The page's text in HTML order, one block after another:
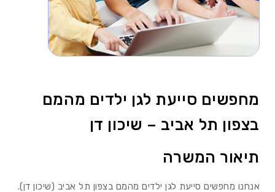
מחפשים סייעת לגן ילדים מהמם
בצפון תל אביב – שיכון דן
תיאור המשרה
אנחנו מחפשים סייעת לגן ילדים מהמם בצפון תל אביב (שיכון דן).